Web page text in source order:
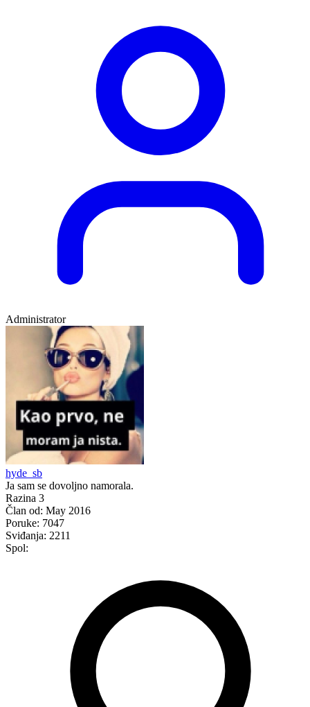
Administrator
hyde_sb
Ja sam se dovoljno namorala.
Razina 3
Član od: May 2016
Poruke: 7047
Sviđanja: 2211
Spol: